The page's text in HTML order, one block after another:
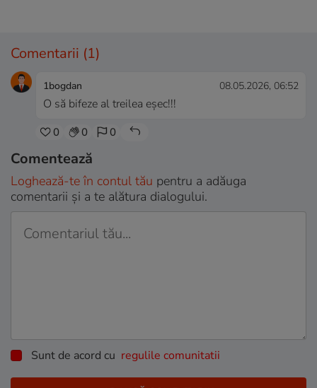
Comentarii (1)
1bogdan 08.05.2026, 06:52
O să bifeze al treilea eșec!!!
0 0 0
Comentează
Loghează-te în contul tău pentru a adăuga
comentarii și a te alătura dialogului.
Sunt de acord cu regulile comunitatii